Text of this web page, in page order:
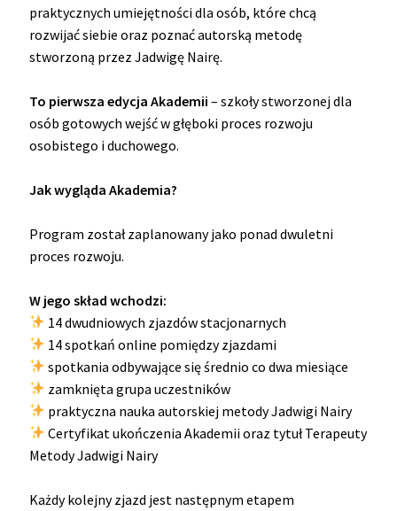
praktycznych umiejętności dla osób, które chcą
rozwijać siebie oraz poznać autorską metodę
stworzoną przez Jadwigę Nairę.
To pierwsza edycja Akademii – szkoły stworzonej dla
osób gotowych wejść w głęboki proces rozwoju
osobistego i duchowego.
Jak wygląda Akademia?
Program został zaplanowany jako ponad dwuletni
proces rozwoju.
W jego skład wchodzi:
14 dwudniowych zjazdów stacjonarnych
14 spotkań online pomiędzy zjazdami
spotkania odbywające się średnio co dwa miesiące
zamknięta grupa uczestników
praktyczna nauka autorskiej metody Jadwigi Nairy
Certyfikat ukończenia Akademii oraz tytuł Terapeuty
Metody Jadwigi Nairy
Każdy kolejny zjazd jest następnym etapem